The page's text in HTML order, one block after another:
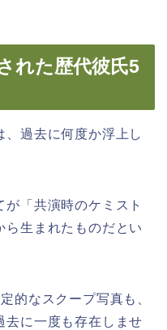
れた歴代彼氏5
過去に何度か浮上し
「共演時のケミスト
ら生まれたものだとい
的なスクープ写真も、
去に一度も存在しませ